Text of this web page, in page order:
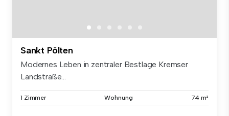
Sankt Pölten
Modernes Leben in zentraler Bestlage Kremser
Landstraße...
1 Zimmer Wohnung 74 m²